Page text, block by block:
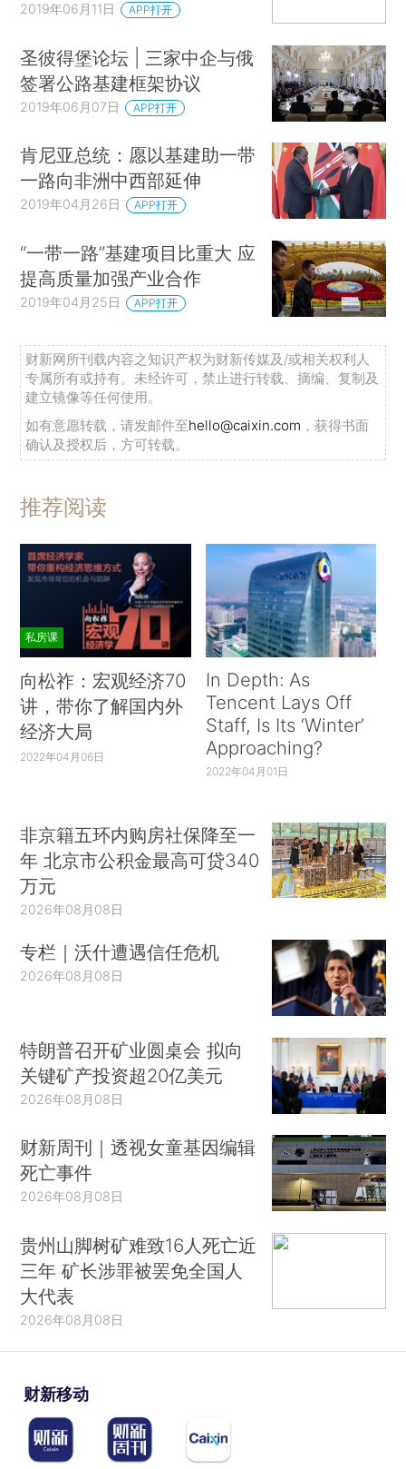
2019年06月11日 APP打开
圣彼得堡论坛 | 三家中企与俄
签署公路基建框架协议
2019年06月07日 APP打开
肯尼亚总统：愿以基建助一带
一路向非洲中西部延伸
2019年04月26日 APP打开
“一带一路”基建项目比重大 应
提高质量加强产业合作
2019年04月25日 APP打开
财新网所刊载内容之知识产权为财新传媒及/或相关权利人
专属所有或持有。未经许可，禁止进行转载、摘编、复制及
建立镜像等任何使用。
如有意愿转载，请发邮件至hello@caixin.com ，获得书面
确认及授权后，方可转载。
推荐阅读
私房课
向松祚：宏观经济70
讲，带你了解国内外
经济大局
2022年04月06日
In Depth: As
Tencent Lays Off
Staff, Is Its ‘Winter’
Approaching?
2022年04月01日
非京籍五环内购房社保降至一
年 北京市公积金最高可贷340
万元
2026年08月08日
专栏｜沃什遭遇信任危机
2026年08月08日
特朗普召开矿业圆桌会 拟向
关键矿产投资超20亿美元
2026年08月08日
财新周刊｜透视女童基因编辑
死亡事件
2026年08月08日
贵州山脚树矿难致16人死亡近
三年 矿长涉罪被罢免全国人
大代表
2026年08月08日
财新移动